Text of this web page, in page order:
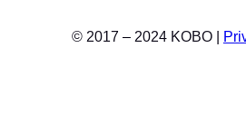
© 2017 – 2024 KOBO |